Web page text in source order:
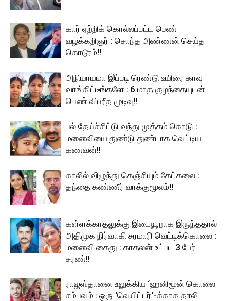
கார் ஏற்றிக் கொல்லப்பட்ட பெண்
வழக்கறிஞர் : சொந்த அண்ணன் செய்த
கொடூரம்!!
அநியாயமா இப்படி ரெண்டு உயிரை காவு
வாங்கிட்டீங்களே : 6 மாத குழந்தையுடன்
பெண் விபரீத முடிவு!!
பல் தேய்ச்சிட்டு வந்து முத்தம் கொடு :
மனைவியை துண்டு துண்டாக வெட்டிய
கணவன்!!
காலில் விழுந்து கெஞ்சியும் கேட்கலை :
தந்தை கண்ணீர் வாக்குமூலம்!!
கள்ளக்காதலுக்கு இடையூறாக இருந்ததால்
அதிமுக நிர்வாகி சரமாரி வெட்டிக்கொலை :
மனைவி கைது : காதலன் உட்பட 3 பேர்
சரண்!!
ராஜஸ்தானை உலுக்கிய ‘ஹனிமூன் கொலை
சம்பவம் : ஒரு ‘வெயிட்டர்’-க்காக தாலி